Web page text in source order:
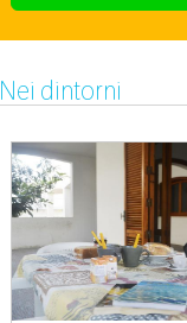
Nei dintorni